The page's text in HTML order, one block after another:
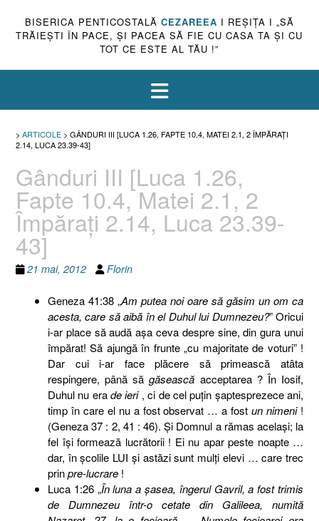
BISERICA PENTICOSTALĂ CEZAREEA I REŞIŢA I „SĂ
TRĂIEŞTI ÎN PACE, ŞI PACEA SĂ FIE CU CASA TA ŞI CU
TOT CE ESTE AL TĂU !”
> ARTICOLE > GÂNDURI III [LUCA 1.26, FAPTE 10.4, MATEI 2.1, 2 ÎMPĂRAŢI
2.14, LUCA 23.39-43]
Gânduri III [Luca 1.26,
Fapte 10.4, Matei 2.1, 2
Împăraţi 2.14, Luca 23.39-
43]
21 mai, 2012 Florin
Geneza 41:38 „Am putea noi oare să găsim un om ca
acesta, care să aibă în el Duhul lui Dumnezeu?” Oricui
i-ar place să audă aşa ceva despre sine, din gura unui
împărat! Să ajungă în frunte „cu majoritate de voturi” !
Dar cui i-ar face plăcere să primească atâta
respingere, până săgăsească acceptarea ? În Iosif,
Duhul nu erade ieri, ci de cel puţin şaptesprezece ani,
timp în care el nu a fost observat … a fostun nimeni!
(Geneza 37 : 2, 41 : 46). Şi Domnul a rămas acelaşi; la
fel îşi formează lucrătorii ! Ei nu apar peste noapte …
dar, în şcolile LUI şi astăzi sunt mulţi elevi … care trec
prinpre-lucrare !
Luca 1:26 „În luna a şasea, îngerul Gavril, a fost trimis
de Dumnezeu într-o cetate din Galileea, numită